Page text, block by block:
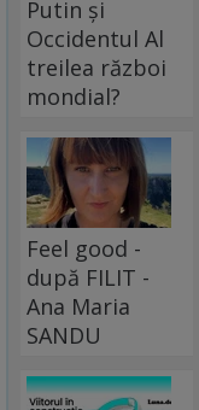
Putin și
Occidentul Al
treilea război
mondial?
Feel good -
după FILIT -
Ana Maria
SANDU